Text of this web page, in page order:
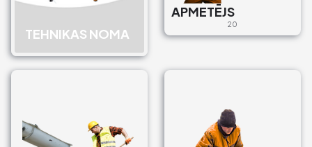
TEHNIKAS NOMA
APMETĒJS
20